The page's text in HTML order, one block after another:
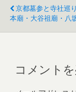
京都墓参と寺社
本廟・大谷祖廟・八
コメント